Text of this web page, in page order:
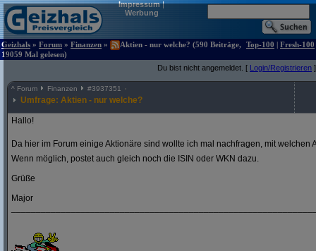
Impressum|
Werbung
Geizhals » Forum » Finanzen »
Aktien - nur welche? (590 Beiträge,
19059 Mal gelesen)
Top-100 | Fresh-100
Du bist nicht angemeldet. [ Login/Registrieren ]
^ Forum Finanzen #3937351
Umfrage: Aktien - nur welche?
Hallo!
Da hier im Forum einige Aktionäre sind wollte ich mal nachfragen, mit welchen
Wenn möglich, postet auch gleich noch die ISIN oder WKN dazu.
Grüße
Major